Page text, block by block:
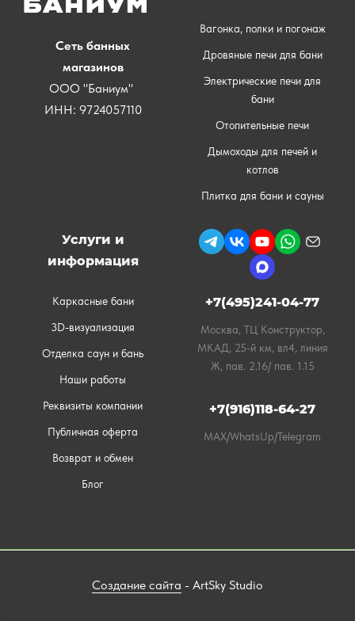
Сеть банных
магазинов
ООО "Баниум"
ИНН: 9724057110
Вагонка, полки и погонаж
Дровяные печи для бани
Электрические печи для
бани
Отопительные печи
Дымоходы для печей и
котлов
Плитка для бани и сауны
Услуги и
информация
Каркасные бани
3D-визуализация
Отделка саун и бань
Наши работы
Реквизиты компании
Публичная оферта
Возврат и обмен
Блог
+7(495)241-04-77
Москва, ТЦ Конструктор,
МКАД, 25-й км, вл4, линия
Ж, пав. 2.16/ пав. 1.15
+7(916)118-64-27
MAX/WhatsUp/Telegram
Создание сайта - ArtSky Studio